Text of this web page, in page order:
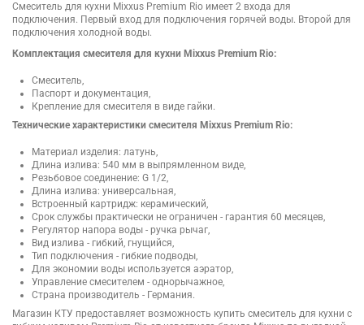
Смеситель для кухни Mixxus Premium Rio имеет 2 входа для
подключения. Первый вход для подключения горячей воды. Второй для
подключения холодной воды.
Комплектация смесителя для кухни Mixxus Premium Rio:
Смеситель,
Паспорт и документация,
Крепление для смесителя в виде гайки.
Технические характеристики смесителя Mixxus Premium Rio:
Материал изделия: латунь,
Длина излива: 540 мм в выпрямленном виде,
Резьбовое соединение: G 1/2,
Длина излива: универсальная,
Встроенный картридж: керамический,
Срок службы практически не ограничен - гарантия 60 месяцев,
Регулятор напора воды - ручка рычаг,
Вид излива - гибкий, гнущийся,
Тип подключения - гибкие подводы,
Для экономии воды используется аэратор,
Управление смесителем - однорычажное,
Страна производитель - Германия.
Магазин КТУ предоставляет возможность купить смеситель для кухни с